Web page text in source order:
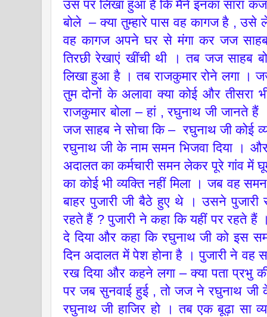
उस पर लिखा हुआ है कि मैंने इनका सारा
बोले – क्या तुम्हारे पास वह कागज है ,
वह कागज अपने घर से मंगा कर जज
तिरछी रेखाएं खींची थी । तब जज साहब
लिखा हुआ है । तब राजकुमार रोने लगा ।
तुम दोनों के अलावा क्या कोई और तीसरा
राजकुमार बोला – हां , रघुनाथ जी
जज साहब ने सोचा कि – रघुनाथ जी कोई
रघुनाथ जी के नाम समन भिजवा दिया ।
अदालत का कर्मचारी समन लेकर पूरे गांव में
का कोई भी व्यक्ति नहीं मिला । जब वह
बाहर पुजारी जी बैठे हुए थे । उसने
रहते हैं ? पुजारी ने कहा कि यहीं पर रहते
दे दिया और कहा कि रघुनाथ जी को इस
दिन अदालत में पेश होना है । पुजारी ने वह
रख दिया और कहने लगा – क्या पता प्रभु
पर जब सुनवाई हुई , तो जज ने रघुनाथ जी के
रघुनाथ जी हाजिर हो । तब एक बूढ़ा सा